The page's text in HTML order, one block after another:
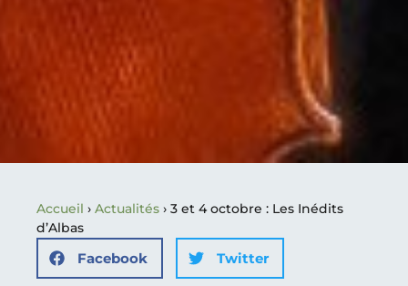
Accueil › Actualités › 3 et 4 octobre : Les Inédits
d’Albas
Facebook Twitter